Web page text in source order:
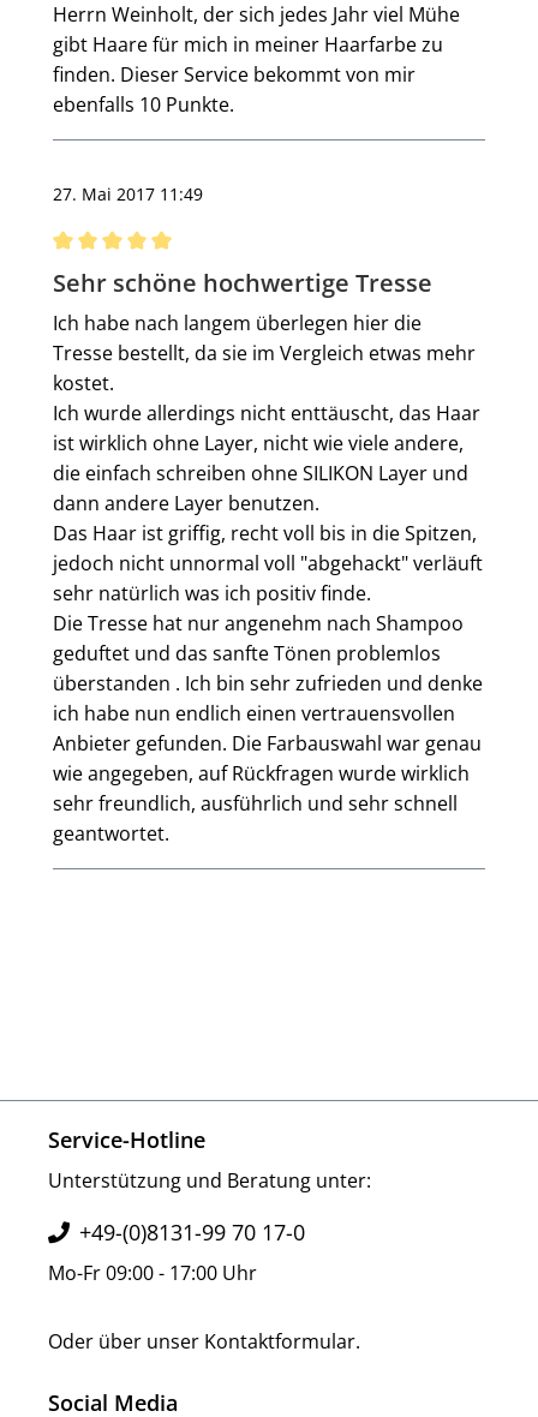
Herrn Weinholt, der sich jedes Jahr viel Mühe
gibt Haare für mich in meiner Haarfarbe zu
finden. Dieser Service bekommt von mir
ebenfalls 10 Punkte.
27. Mai 2017 11:49
Bewertung mit 5 von 5 Sternen
Sehr schöne hochwertige Tresse
Ich habe nach langem überlegen hier die
Tresse bestellt, da sie im Vergleich etwas mehr
kostet.
Ich wurde allerdings nicht enttäuscht, das Haar
ist wirklich ohne Layer, nicht wie viele andere,
die einfach schreiben ohne SILIKON Layer und
dann andere Layer benutzen.
Das Haar ist griffig, recht voll bis in die Spitzen,
jedoch nicht unnormal voll "abgehackt" verläuft
sehr natürlich was ich positiv finde.
Die Tresse hat nur angenehm nach Shampoo
geduftet und das sanfte Tönen problemlos
überstanden . Ich bin sehr zufrieden und denke
ich habe nun endlich einen vertrauensvollen
Anbieter gefunden. Die Farbauswahl war genau
wie angegeben, auf Rückfragen wurde wirklich
sehr freundlich, ausführlich und sehr schnell
geantwortet.
Service-Hotline
Unterstützung und Beratung unter:
+49-(0)8131-99 70 17-0
Mo-Fr 09:00 - 17:00 Uhr
Oder über unser Kontaktformular.
Social Media